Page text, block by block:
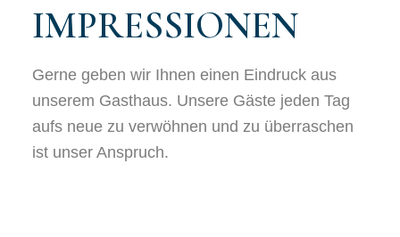
IMPRESSIONEN
Gerne geben wir Ihnen einen Eindruck aus
unserem Gasthaus. Unsere Gäste jeden Tag
aufs neue zu verwöhnen und zu überraschen
ist unser Anspruch.